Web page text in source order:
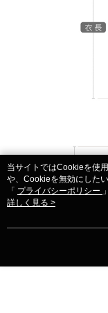
当サイトではCookieを使
や、Cookieを無効にした
「 プライバシーポリシー
が、当サイトを引き続き
詳しく見る >